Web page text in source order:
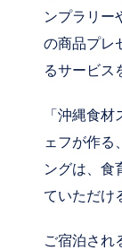
ンプラリー
の商品プレ
るサービス
「沖縄食
ェフが作る
ングは、食
ていただけ
ご宿泊され